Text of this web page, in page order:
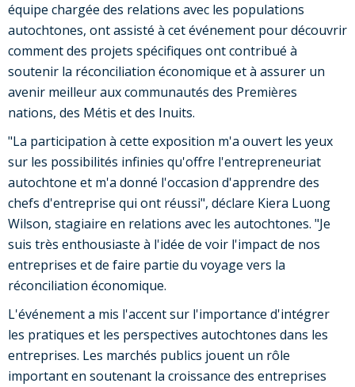
équipe chargée des relations avec les populations
autochtones, ont assisté à cet événement pour découvrir
comment des projets spécifiques ont contribué à
soutenir la réconciliation économique et à assurer un
avenir meilleur aux communautés des Premières
nations, des Métis et des Inuits.
"La participation à cette exposition m'a ouvert les yeux
sur les possibilités infinies qu'offre l'entrepreneuriat
autochtone et m'a donné l'occasion d'apprendre des
chefs d'entreprise qui ont réussi", déclare Kiera Luong
Wilson, stagiaire en relations avec les autochtones. "Je
suis très enthousiaste à l'idée de voir l'impact de nos
entreprises et de faire partie du voyage vers la
réconciliation économique.
L'événement a mis l'accent sur l'importance d'intégrer
les pratiques et les perspectives autochtones dans les
entreprises. Les marchés publics jouent un rôle
important en soutenant la croissance des entreprises